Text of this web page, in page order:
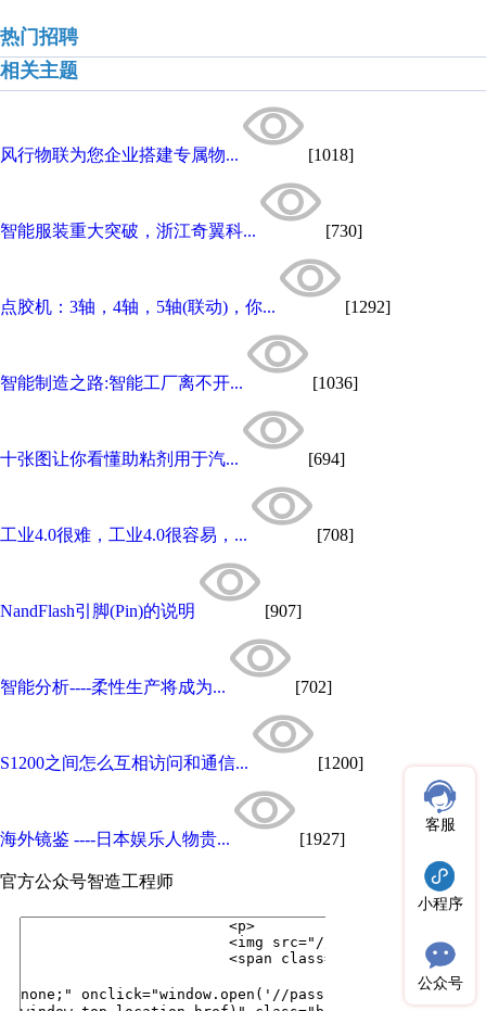
热门招聘
相关主题
风行物联为您企业搭建专属物... [1018]
智能服装重大突破，浙江奇翼科... [730]
点胶机：3轴，4轴，5轴(联动)，你... [1292]
智能制造之路:智能工厂离不开... [1036]
十张图让你看懂助粘剂用于汽... [694]
工业4.0很难，工业4.0很容易，... [708]
NandFlash引脚(Pin)的说明 [907]
智能分析----柔性生产将成为... [702]
S1200之间怎么互相访问和通信... [1200]
海外镜鉴 ----日本娱乐人物贵... [1927]
官方公众号智造工程师
客服
小程序
公众号